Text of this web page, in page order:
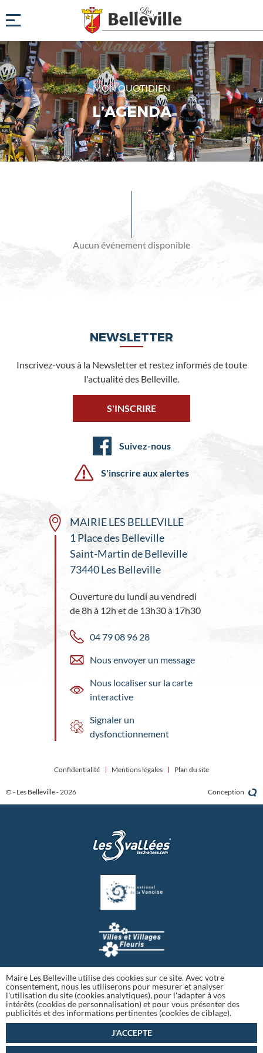
MON QUOTIDIEN
L’AGENDA
Aucun événement disponible
NEWSLETTER
Inscrivez-vous à la Newsletter et restez informés de toute
l'actualité des Belleville.
S'INSCRIRE
Suivez-nous
S'inscrire aux alertes
MAIRIE LES BELLEVILLE
1 Place des Belleville
Saint-Martin de Belleville
73440 Les Belleville
Ouverture du lundi au vendredi
de 8h à 12h et de 13h30 à 17h30
04 79 08 96 28
Nous envoyer un message
Nous localiser sur la carte
interactive
Signaler un
dysfonctionnement
© - Les Belleville - 2026
Confidentialité Mentions légales Plan du site
Conception
Maire Les Belleville utilise des cookies sur ce site. Avec votre
consentement, nous les utiliserons pour mesurer et analyser
l'utilisation du site (cookies analytiques), pour l'adapter à vos
intérêts (cookies de personnalisation) et pour vous présenter des
publicités et des informations pertinentes (cookies de ciblage).
J'ACCEPTE